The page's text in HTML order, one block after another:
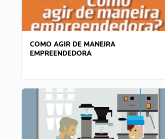
COMO AGIR DE MANEIRA
EMPREENDEDORA